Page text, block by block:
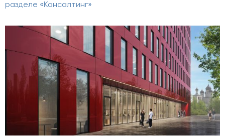
разделе «Консалтинг»